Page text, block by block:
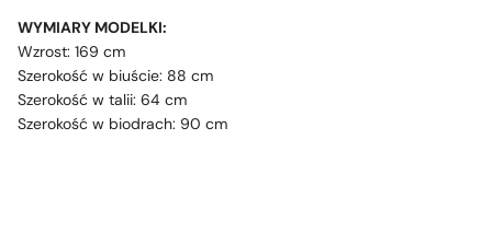
WYMIARY MODELKI:
Wzrost: 169 cm
Szerokość w biuście: 88 cm
Szerokość w talii: 64 cm
Szerokość w biodrach: 90 cm